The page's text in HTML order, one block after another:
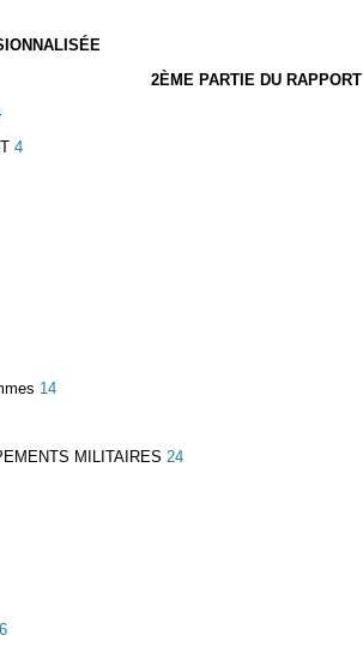
2ÈME PARTIE DU RAPPORT
4
14
MILITAIRES 24